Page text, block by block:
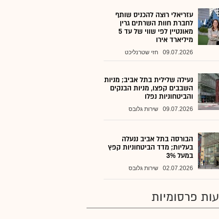
עזריאלי רוצה להכניס שותף
לחברת חוות השרתים גרין
מאונטיין לפי שווי של עד 5
מיליארד אירו
09.07.2026 חזי שטרנליכט
נעילה שלילית בתל אביב; מניות
השבבים קפצו, מניות הבנקים
והביטחוניות נפלו
09.07.2026 שירות גלובס
הבורסה בתל אביב ננעלה
בעליות; מדד הביטחוניות קפץ
במעל 3%
02.07.2026 שירות גלובס
פרסומיות